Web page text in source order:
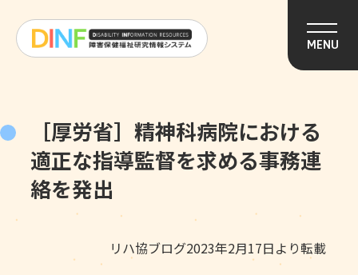
MENU
［厚労省］精神科病院における
適正な指導監督を求める事務連
絡を発出
リハ協ブログ2023年2月17日より転載